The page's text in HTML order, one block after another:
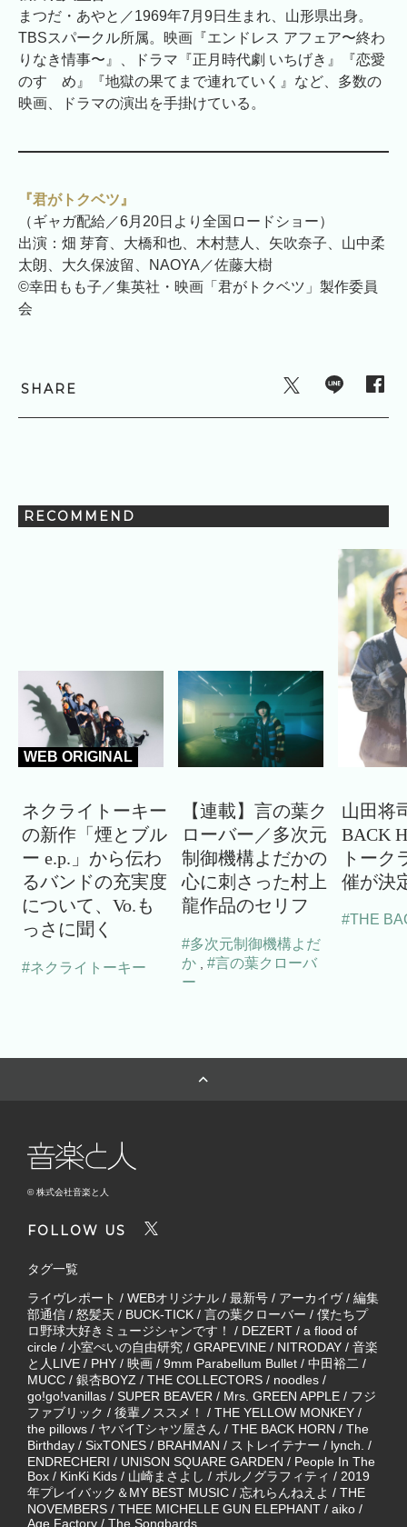
まつだ・あやと／1969年7月9日生まれ、山形県出身。
TBSスパークル所属。映画『エンドレス アフェア〜終わ
りなき情事〜』、ドラマ『正月時代劇 いちげき』『恋愛
のすゝめ』『地獄の果てまで連れていく』など、多数の
映画、ドラマの演出を手掛けている。
『君がトクベツ』
（ギャガ配給／6月20日より全国ロードショー）
出演：畑 芽育、大橋和也、木村慧人、矢吹奈子、山中柔
太朗、大久保波留、NAOYA／佐藤大樹
©幸田もも子／集英社・映画「君がトクベツ」製作委員
会
SHARE
RECOMMEND
WEB ORIGINAL
ネクライトーキー
の新作「煙とブル
ー e.p.」から伝わ
るバンドの充実度
について、Vo.も
っさに聞く
#ネクライトーキー
【連載】言の葉ク
ローバー／多次元
制御機構よだかの
心に刺さった村上
龍作品のセリフ
#多次元制御機構よだ
か
#言の葉クローバ
ー
山田将
BACK
トーク
催が決
#THE
© 株式会社音楽と人
FOLLOW US
タグ一覧
ライヴレポート / WEBオリジナル / 最新号 / アーカイヴ/ 編集
部通信 / 怒髪天 / BUCK-TICK / 言の葉クローバー / 僕たちプ
ロ野球大好きミュージシャンです！
/ DEZERT / a flood of
circle / 小室ぺいの自由研究 / GRAPEVINE / NITRODAY / 音楽
と人LIVE / PHY / 映画 / 9mm Parabellum Bullet / 中田裕二 /
MUCC / 銀杏BOYZ / THE COLLECTORS / noodles /
go!go!vanillas / SUPER BEAVER / Mrs. GREEN APPLE / フジ
ファブリック / 後輩ノススメ！ / THE YELLOW MONKEY /
the pillows / ヤバイTシャツ屋さん / THE BACK HORN / The
Birthday / SixTONES / BRAHMAN / ストレイテナー / lynch. /
ENDRECHERI / UNISON SQUARE GARDEN / People In The
Box / KinKi Kids / 山崎まさよし / ポルノグラフィティ / 2019
年プレイバック＆MY BEST MUSIC / 忘れらんねえよ / THE
NOVEMBERS / THEE MICHELLE GUN ELEPHANT / aiko /
Age Factory / The Songbards